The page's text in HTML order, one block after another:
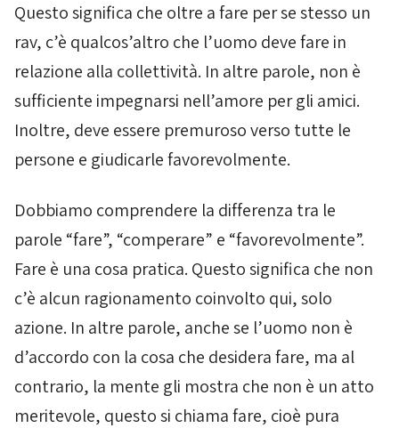
Questo significa che oltre a fare per se stesso un
rav, c’è qualcos’altro che l’uomo deve fare in
relazione alla collettività. In altre parole, non è
sufficiente impegnarsi nell’amore per gli amici.
Inoltre, deve essere premuroso verso tutte le
persone e giudicarle favorevolmente.
Dobbiamo comprendere la differenza tra le
parole “fare”, “comperare” e “favorevolmente”.
Fare è una cosa pratica. Questo significa che non
c’è alcun ragionamento coinvolto qui, solo
azione. In altre parole, anche se l’uomo non è
d’accordo con la cosa che desidera fare, ma al
contrario, la mente gli mostra che non è un atto
meritevole, questo si chiama fare, cioè pura